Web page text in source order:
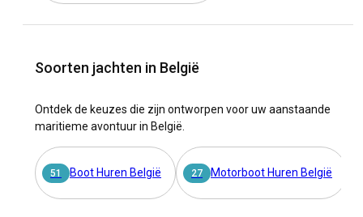
Soorten jachten in België
Ontdek de keuzes die zijn ontworpen voor uw aanstaande
maritieme avontuur in België.
51 Boot Huren België 27 Motorboot Huren België